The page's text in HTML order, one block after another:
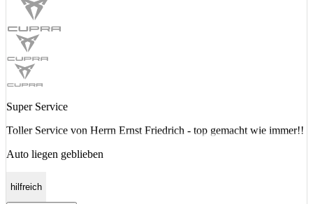
Super Service
Toller Service von Herrn Ernst Friedrich - top gemacht wie immer!!
Auto liegen geblieben
hilfreich